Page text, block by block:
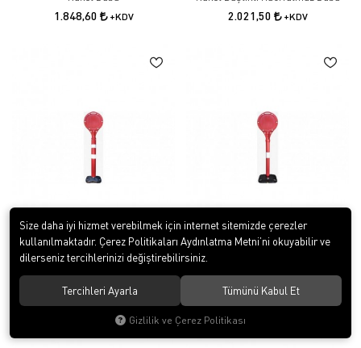
1.848,60 +KDV 2.021,50 +KDV
Raket Başlıklı Dikme Duba
1.617,20 +KDV 1.617,20 +KDV
Size daha iyi hizmet verebilmek için internet sitemizde çerezler
kullanılmaktadır. Çerez Politikaları Aydınlatma Metni’ni okuyabilir ve
dilerseniz tercihlerinizi değiştirebilirsiniz.
Tercihleri Ayarla Tümünü Kabul Et
Gizlilik ve Çerez Politikası